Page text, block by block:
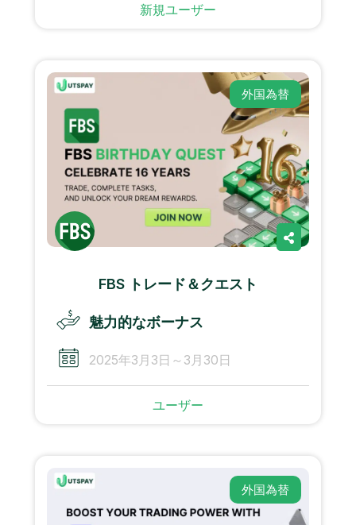
新規ユーザー
外国為替
FBS トレード＆クエスト
魅力的なボーナス
2025年3月3日～3月30日
ユーザー
外国為替